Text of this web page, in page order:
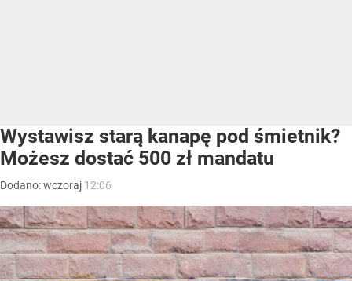
Wystawisz starą kanapę pod śmietnik?
Możesz dostać 500 zł mandatu
Dodano:wczoraj 12:06